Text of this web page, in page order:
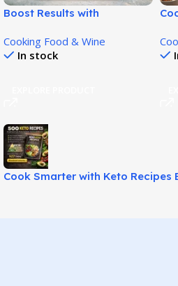
Boost Results with
Today!
Cooking Food & Wine
In stock
Cook Smarter with Keto Recipes